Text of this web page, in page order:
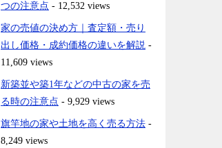
つの注意点 - 12,532 views
家の売値の決め方｜査定額・売り
出し価格・成約価格の違いを解説 -
11,609 views
新築並や築1年などの中古の家を売
る時の注意点 - 9,929 views
旗竿地の家や土地を高く売る方法 -
8,249 views